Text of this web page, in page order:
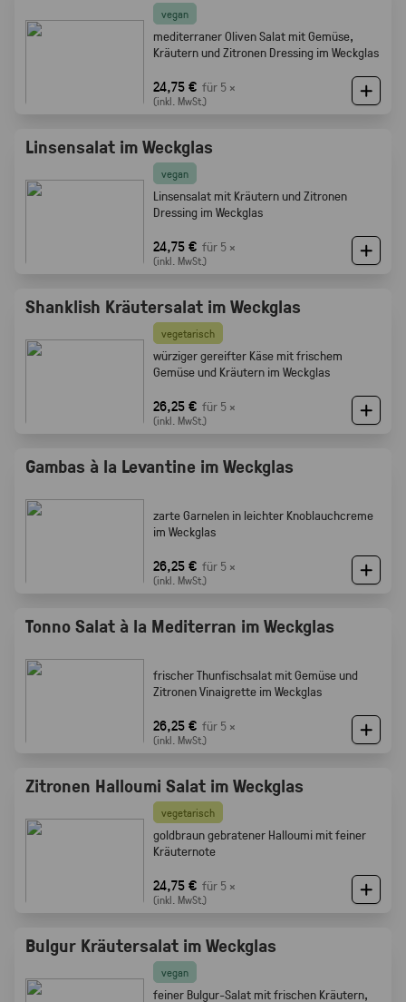
vegan
mediterraner Oliven Salat mit Gemüse,
Kräutern und Zitronen Dressing im Weckglas
24,75 € für 5 ×
(inkl. MwSt.)
Linsensalat im Weckglas
vegan
Linsensalat mit Kräutern und Zitronen
Dressing im Weckglas
24,75 € für 5 ×
(inkl. MwSt.)
Shanklish Kräutersalat im Weckglas
vegetarisch
würziger gereifter Käse mit frischem
Gemüse und Kräutern im Weckglas
26,25 € für 5 ×
(inkl. MwSt.)
Gambas à la Levantine im Weckglas
zarte Garnelen in leichter Knoblauchcreme
im Weckglas
26,25 € für 5 ×
(inkl. MwSt.)
Tonno Salat à la Mediterran im Weckglas
frischer Thunfischsalat mit Gemüse und
Zitronen Vinaigrette im Weckglas
26,25 € für 5 ×
(inkl. MwSt.)
Zitronen Halloumi Salat im Weckglas
vegetarisch
goldbraun gebratener Halloumi mit feiner
Kräuternote
24,75 € für 5 ×
(inkl. MwSt.)
Bulgur Kräutersalat im Weckglas
vegan
feiner Bulgur-Salat mit frischen Kräutern,